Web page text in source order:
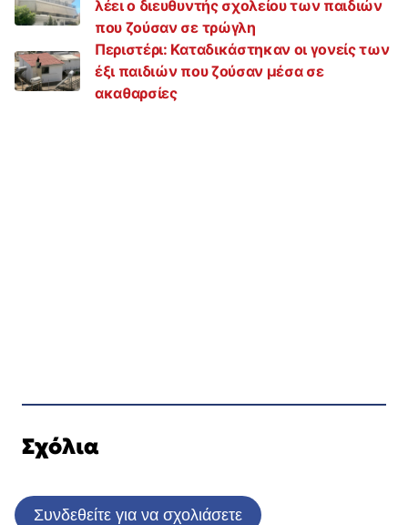
λέει ο διευθυντής σχολείου των παιδιών
που ζούσαν σε τρώγλη
Περιστέρι: Καταδικάστηκαν οι γονείς των
έξι παιδιών που ζούσαν μέσα σε
ακαθαρσίες
Σχόλια
Συνδεθείτε για να σχολιάσετε